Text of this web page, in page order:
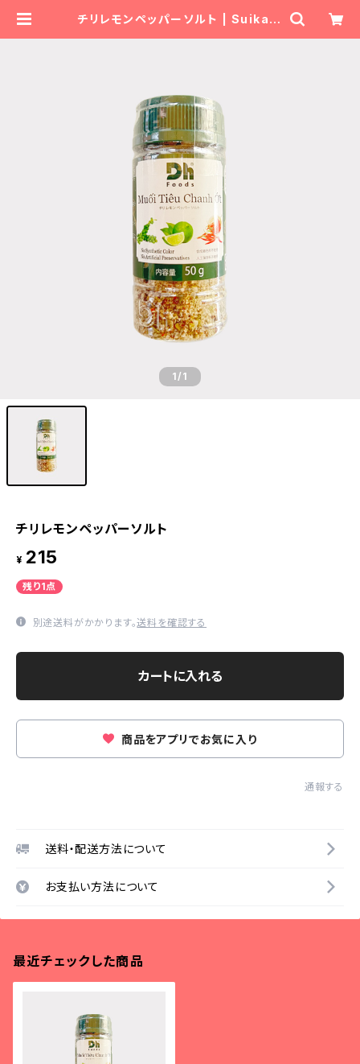
チリレモンペッパーソルト | Suika C
1/1
チリレモンペッパーソルト
¥ 215
残り1点
別途送料がかかります。送料を確認する
カートに入れる
商品をアプリでお気に入り
通報する
送料・配送方法について
お支払い方法について
最近チェックした商品